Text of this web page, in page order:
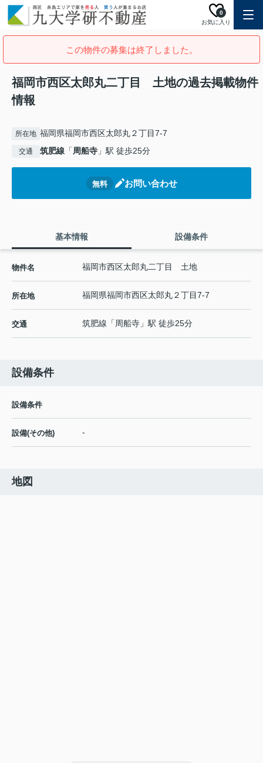
お気に入り
0
この物件の募集は終了しました。
福岡市西区太郎丸二丁目 土地の過去掲載物件
情報
所在地 福岡県福岡市西区太郎丸２丁目7-7
交通 筑肥線 「周船寺 」駅 徒歩25分
無料 お問い合わせ
基本情報 設備条件
物件名 福岡市西区太郎丸二丁目 土地
所在地 福岡県福岡市西区太郎丸２丁目7-7
交通 筑肥線 「 周船寺 」駅 徒歩25分
設備条件
設備条件
設備(その他) -
地図